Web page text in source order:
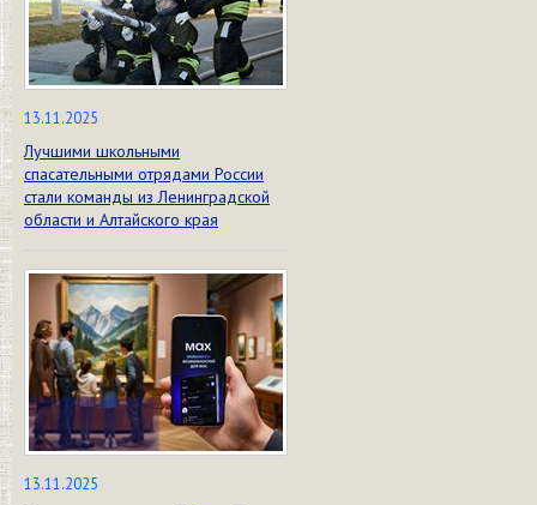
13.11.2025
Лучшими школьными
спасательными отрядами России
стали команды из Ленинградской
области и Алтайского края
13.11.2025